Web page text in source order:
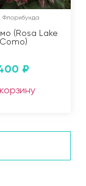
Флорибунда
(Rosa Lake
Como)
₽